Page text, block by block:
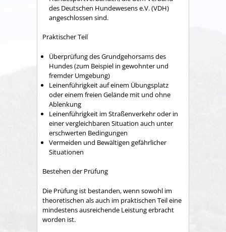
des Deutschen Hundewesens e.V. (VDH)
angeschlossen sind.
Praktischer Teil
Überprüfung des Grundgehorsams des
Hundes (zum Beispiel in gewohnter und
fremder Umgebung)
Leinenführigkeit auf einem Übungsplatz
oder einem freien Gelände mit und ohne
Ablenkung
Leinenführigkeit im Straßenverkehr oder in
einer vergleichbaren Situation auch unter
erschwerten Bedingungen
Vermeiden und Bewältigen gefährlicher
Situationen
Bestehen der Prüfung
Die Prüfung ist bestanden, wenn sowohl im
theoretischen als auch im praktischen Teil eine
mindestens ausreichende Leistung erbracht
worden ist.